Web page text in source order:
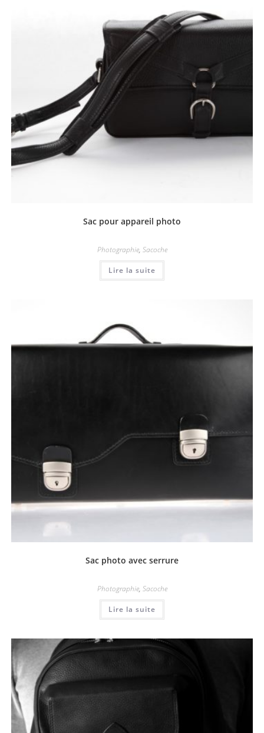
Sac pour appareil photo
Photographie, Sacoche
Lire la suite
Sac photo avec serrure
Photographie, Sacoche
Lire la suite